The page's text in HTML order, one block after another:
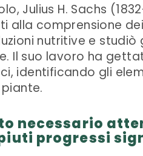
Julius H. Sachs
alla comprensione
nutritive e
Il suo lavoro ha
identificando gli
necessario
progressi